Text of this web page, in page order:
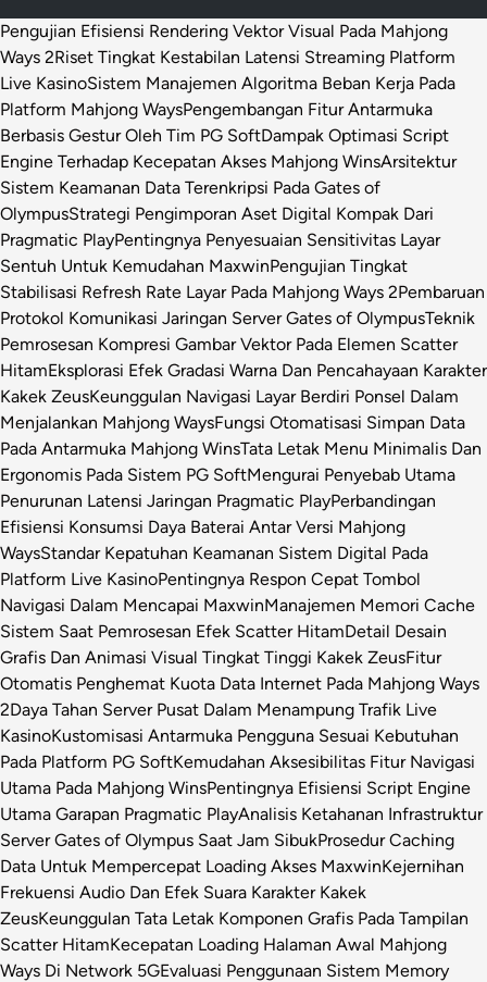
Pengujian Efisiensi Rendering Vektor Visual Pada Mahjong
Ways 2Riset Tingkat Kestabilan Latensi Streaming Platform
Live KasinoSistem Manajemen Algoritma Beban Kerja Pada
Platform Mahjong WaysPengembangan Fitur Antarmuka
Berbasis Gestur Oleh Tim PG SoftDampak Optimasi Script
Engine Terhadap Kecepatan Akses Mahjong WinsArsitektur
Sistem Keamanan Data Terenkripsi Pada Gates of
OlympusStrategi Pengimporan Aset Digital Kompak Dari
Pragmatic PlayPentingnya Penyesuaian Sensitivitas Layar
Sentuh Untuk Kemudahan MaxwinPengujian Tingkat
Stabilisasi Refresh Rate Layar Pada Mahjong Ways 2Pembaruan
Protokol Komunikasi Jaringan Server Gates of OlympusTeknik
Pemrosesan Kompresi Gambar Vektor Pada Elemen Scatter
HitamEksplorasi Efek Gradasi Warna Dan Pencahayaan Karakter
Kakek ZeusKeunggulan Navigasi Layar Berdiri Ponsel Dalam
Menjalankan Mahjong WaysFungsi Otomatisasi Simpan Data
Pada Antarmuka Mahjong WinsTata Letak Menu Minimalis Dan
Ergonomis Pada Sistem PG SoftMengurai Penyebab Utama
Penurunan Latensi Jaringan Pragmatic PlayPerbandingan
Efisiensi Konsumsi Daya Baterai Antar Versi Mahjong
WaysStandar Kepatuhan Keamanan Sistem Digital Pada
Platform Live KasinoPentingnya Respon Cepat Tombol
Navigasi Dalam Mencapai MaxwinManajemen Memori Cache
Sistem Saat Pemrosesan Efek Scatter HitamDetail Desain
Grafis Dan Animasi Visual Tingkat Tinggi Kakek ZeusFitur
Otomatis Penghemat Kuota Data Internet Pada Mahjong Ways
2Daya Tahan Server Pusat Dalam Menampung Trafik Live
KasinoKustomisasi Antarmuka Pengguna Sesuai Kebutuhan
Pada Platform PG SoftKemudahan Aksesibilitas Fitur Navigasi
Utama Pada Mahjong WinsPentingnya Efisiensi Script Engine
Utama Garapan Pragmatic PlayAnalisis Ketahanan Infrastruktur
Server Gates of Olympus Saat Jam SibukProsedur Caching
Data Untuk Mempercepat Loading Akses MaxwinKejernihan
Frekuensi Audio Dan Efek Suara Karakter Kakek
ZeusKeunggulan Tata Letak Komponen Grafis Pada Tampilan
Scatter HitamKecepatan Loading Halaman Awal Mahjong
Ways Di Network 5GEvaluasi Penggunaan Sistem Memory